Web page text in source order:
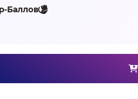
Баллов